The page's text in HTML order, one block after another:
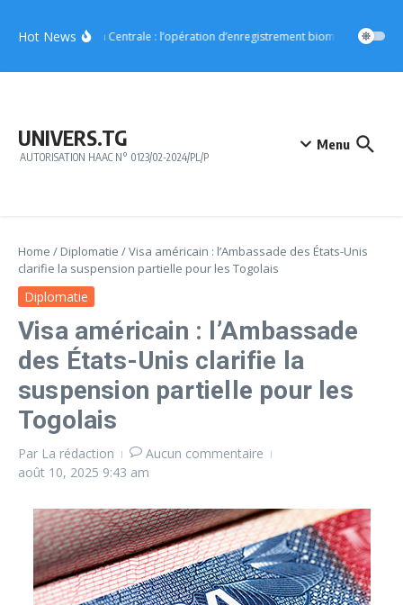
Hot NewsRégion Centrale : l’opération d’enregistrement biométrique
UNIVERS.TG
AUTORISATION HAAC N° 0123/02-2024/PL/P
Menu
Home / Diplomatie /Visa américain : l’Ambassade des États-Unis
clarifie la suspension partielle pour les Togolais
Diplomatie
Visa américain : l’Ambassade
des États-Unis clarifie la
suspension partielle pour les
Togolais
Par La rédaction
Aucun commentaire
août 10, 2025 9:43 am